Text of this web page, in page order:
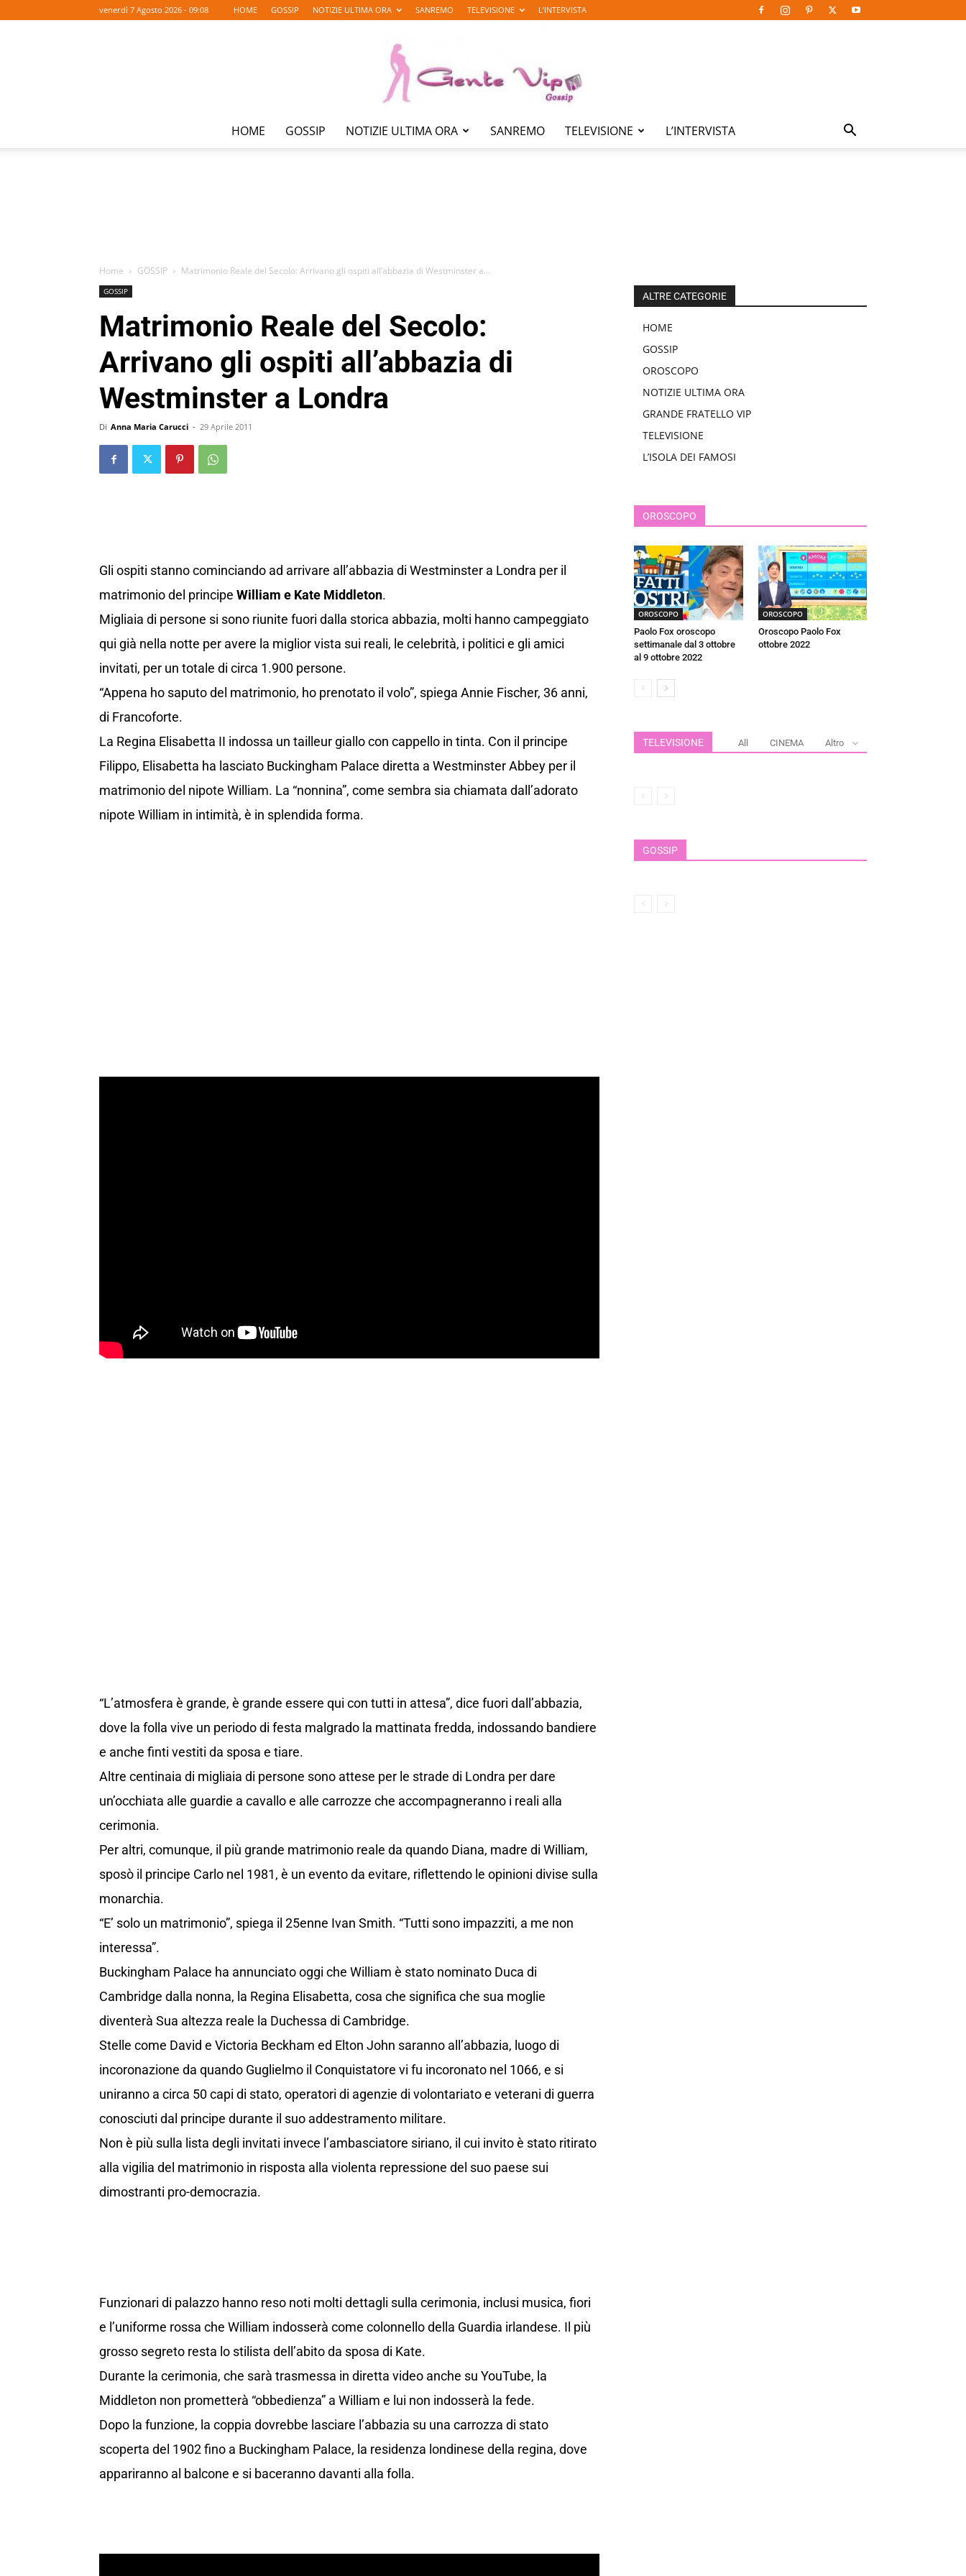
venerdì 7 Agosto 2026 - 09:08 HOME GOSSIP NOTIZIE ULTIMA ORA SANREMO TELEVISIONE L’INTERVISTA
HOME GOSSIP NOTIZIE ULTIMA ORA SANREMO TELEVISIONE L’INTERVISTA
Home GOSSIP Matrimonio Reale del Secolo: Arrivano gli ospiti all’abbazia di Westminster a...
GOSSIP
Matrimonio Reale del Secolo:
Arrivano gli ospiti all’abbazia di
Westminster a Londra
Di Anna Maria Carucci - 29 Aprile 2011
Gli ospiti stanno cominciando ad arrivare all’abbazia di Westminster a Londra per il
matrimonio del principe William e Kate Middleton.
Migliaia di persone si sono riunite fuori dalla storica abbazia, molti hanno campeggiato
qui già nella notte per avere la miglior vista sui reali, le celebrità, i politici e gli amici
invitati, per un totale di circa 1.900 persone.
“Appena ho saputo del matrimonio, ho prenotato il volo”, spiega Annie Fischer, 36 anni,
di Francoforte.
La Regina Elisabetta II indossa un tailleur giallo con cappello in tinta. Con il principe
Filippo, Elisabetta ha lasciato Buckingham Palace diretta a Westminster Abbey per il
matrimonio del nipote William. La “nonnina”, come sembra sia chiamata dall’adorato
nipote William in intimità, è in splendida forma.
“L’atmosfera è grande, è grande essere qui con tutti in attesa”, dice fuori dall’abbazia,
dove la folla vive un periodo di festa malgrado la mattinata fredda, indossando bandiere
e anche finti vestiti da sposa e tiare.
Altre centinaia di migliaia di persone sono attese per le strade di Londra per dare
un’occhiata alle guardie a cavallo e alle carrozze che accompagneranno i reali alla
cerimonia.
Per altri, comunque, il più grande matrimonio reale da quando Diana, madre di William,
sposò il principe Carlo nel 1981, è un evento da evitare, riflettendo le opinioni divise sulla
monarchia.
“E’ solo un matrimonio”, spiega il 25enne Ivan Smith. “Tutti sono impazziti, a me non
interessa”.
Buckingham Palace ha annunciato oggi che William è stato nominato Duca di
Cambridge dalla nonna, la Regina Elisabetta, cosa che significa che sua moglie
diventerà Sua altezza reale la Duchessa di Cambridge.
Stelle come David e Victoria Beckham ed Elton John saranno all’abbazia, luogo di
incoronazione da quando Guglielmo il Conquistatore vi fu incoronato nel 1066, e si
uniranno a circa 50 capi di stato, operatori di agenzie di volontariato e veterani di guerra
conosciuti dal principe durante il suo addestramento militare.
Non è più sulla lista degli invitati invece l’ambasciatore siriano, il cui invito è stato ritirato
alla vigilia del matrimonio in risposta alla violenta repressione del suo paese sui
dimostranti pro-democrazia.
Funzionari di palazzo hanno reso noti molti dettagli sulla cerimonia, inclusi musica, fiori
e l’uniforme rossa che William indosserà come colonnello della Guardia irlandese. Il più
grosso segreto resta lo stilista dell’abito da sposa di Kate.
Durante la cerimonia, che sarà trasmessa in diretta video anche su YouTube, la
Middleton non prometterà “obbedienza” a William e lui non indosserà la fede.
Dopo la funzione, la coppia dovrebbe lasciare l’abbazia su una carrozza di stato
scoperta del 1902 fino a Buckingham Palace, la residenza londinese della regina, dove
appariranno al balcone e si baceranno davanti alla folla.
ALTRE CATEGORIE
HOME
GOSSIP
OROSCOPO
NOTIZIE ULTIMA ORA
GRANDE FRATELLO VIP
TELEVISIONE
L’ISOLA DEI FAMOSI
OROSCOPO
OROSCOPO
Paolo Fox oroscopo
settimanale dal 3 ottobre
al 9 ottobre 2022
OROSCOPO
Oroscopo Paolo Fox
ottobre 2022
TELEVISIONE All CINEMA Altro
GOSSIP